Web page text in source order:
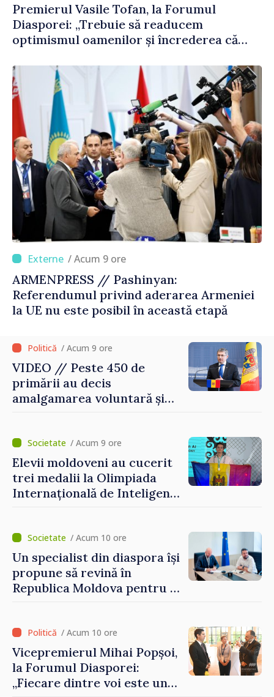
Premierul Vasile Tofan, la Forumul
Diasporei: „Trebuie să readucem
optimismul oamenilor și încrederea că
corectă”
/ Acum 9 ore
ARMENPRESS // Pashinyan:
Referendumul privind aderarea Armeniei
la UE nu este posibil în această etapă
/ Acum 9 ore
VIDEO // Peste 450 de
primării au decis
amalgamarea voluntară și
Grosu: „Este important să
depășim blocajele și să dăm o
șansă localităților să se
dezvolte”
/ Acum 9 ore
Elevii moldoveni au cucerit
trei medalii la Olimpiada
Internațională de Inteligență
/ Acum 10 ore
Un specialist din diaspora își
propune să revină în
Republica Moldova pentru a
/ Acum 10 ore
Vicepremierul Mihai Popșoi,
la Forumul Diasporei:
„Fiecare dintre voi este un